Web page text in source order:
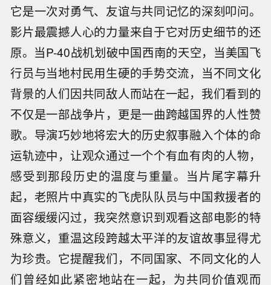
它是一次对勇气、友谊与共同记忆的深刻叩问。
影片最震撼人心的力量来自于它对历史细节的还
原。当P-40战机划破中国西南的天空，当美国飞
行员与当地村民用生硬的手势交流，当不同文化
背景的人们因共同敌人而站在一起，我们看到的
不仅是一部战争片，更是一曲跨越国界的人性赞
歌。导演巧妙地将宏大的历史叙事融入个体的命
运轨迹中，让观众通过一个个有血有肉的人物，
感受到那段历史的温度与重量。当片尾字幕升
起，老照片中真实的飞虎队队员与中国救援者的
面容缓缓闪过，我突然意识到观看这部电影的特
殊意义，重温这段跨越太平洋的友谊故事显得尤
为珍贵。它提醒我们，不同国家、不同文化的人
们曾经如此紧密地站在一起，为共同价值观而